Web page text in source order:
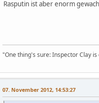
Rasputin ist aber enorm
"One thing's sure: Inspector Clay
07. November 2012, 14:53:27